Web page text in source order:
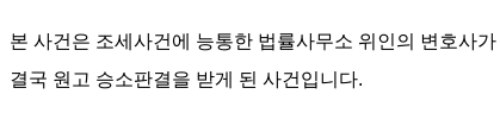
본 사건은 조세사건에 능통한 법률사무소 위인의 변호사
결국 원고 승소판결을 받게 된 사건입니다.